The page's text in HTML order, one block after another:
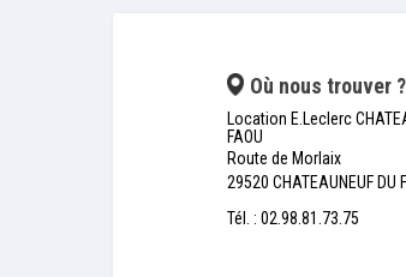
Où nous trouver ?
Location E.Leclerc
FAOU
Route de Morlaix
29520 CHATEAUNEUF DU
Tél. : 02.98.81.73.75